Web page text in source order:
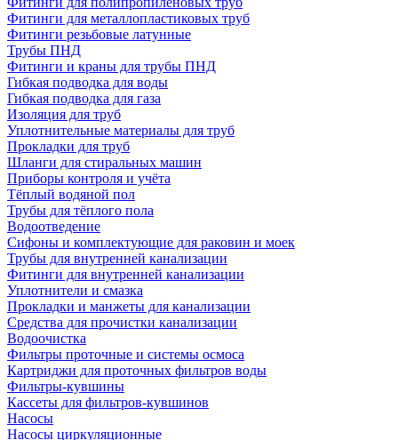
Фитинги для металлопластиковых труб
Фитинги резьбовые латунные
Трубы ПНД
Фитинги и краны для трубы ПНД
Гибкая подводка для воды
Гибкая подводка для газа
Изоляция для труб
Уплотнительные материалы для труб
Прокладки для труб
Шланги для стиральных машин
Приборы контроля и учёта
Тёплый водяной пол
Трубы для тёплого пола
Водоотведение
Сифоны и комплектующие для раковин и моек
Трубы для внутренней канализации
Фитинги для внутренней канализации
Уплотнители и смазка
Прокладки и манжеты для канализации
Средства для прочистки канализации
Водоочистка
Фильтры проточные и системы осмоса
Картриджи для проточных фильтров воды
Фильтры-кувшины
Кассеты для фильтров-кувшинов
Насосы
Насосы циркуляционные